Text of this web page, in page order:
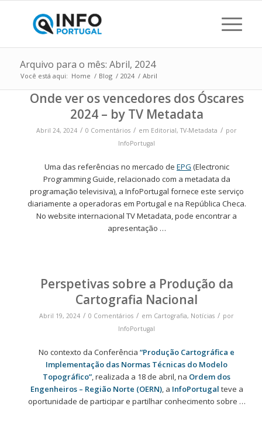
Arquivo para o mês: Abril, 2024
Você está aqui: Home / Blog / 2024 / Abril
Onde ver os vencedores dos Óscares
2024 – by TV Metadata
Abril 24, 2024 / 0 Comentários / em Editorial,TV-Metadata / por
InfoPortugal
Uma das referências no mercado de EPG (Electronic
Programming Guide, relacionado com a metadata da
programação televisiva), a InfoPortugal fornece este serviço
diariamente a operadoras em Portugal e na República Checa.
No website internacional TV Metadata, pode encontrar a
apresentação …
Perspetivas sobre a Produção da
Cartografia Nacional
Abril 19, 2024 / 0 Comentários / em Cartografia, Notícias / por
InfoPortugal
No contexto da Conferência“Produção Cartográfica e
Implementação das Normas Técnicas do Modelo
Topográfico”, realizada a 18 de abril, na Ordem dos
Engenheiros – Região Norte (OERN), a InfoPortugal teve a
oportunidade de participar e partilhar conhecimento sobre …